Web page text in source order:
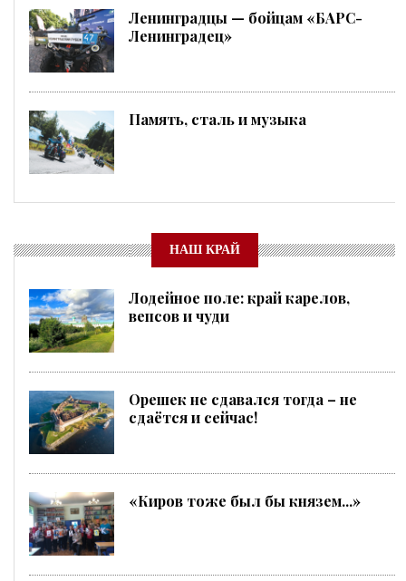
Ленинградцы — бойцам «БАРС-
Ленинградец»
Память, сталь и музыка
НАШ КРАЙ
Лодейное поле: край карелов,
вепсов и чуди
Орешек не сдавался тогда – не
сдаётся и сейчас!
«Киров тоже был бы князем...»